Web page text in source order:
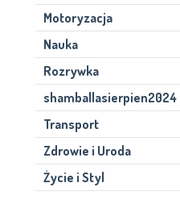
Motoryzacja
Nauka
Rozrywka
shamballasierpien2024
Transport
Zdrowie i Uroda
Życie i Styl